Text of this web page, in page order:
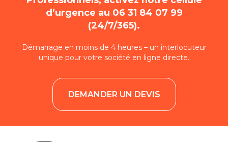
d’urgence au 06 31 84 07 99
(24/7/365).
Démarrage en moins de 4 heures – un interlocuteur
unique pour votre société en ligne directe.
DEMANDER UN DEVIS